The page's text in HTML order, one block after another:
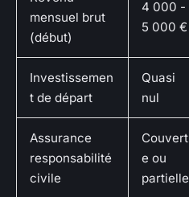
mensuel brut
(début)
4 000 -
5 000 €
Investissemen
t de départ
Quasi
nul
Assurance
responsabilité
civile
Couvert
e ou
partielle